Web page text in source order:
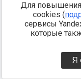
Для повышения
cookies (
сервисы
которые
Я